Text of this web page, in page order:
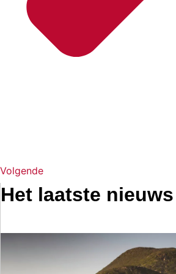
Volgende
Het laatste nieuws